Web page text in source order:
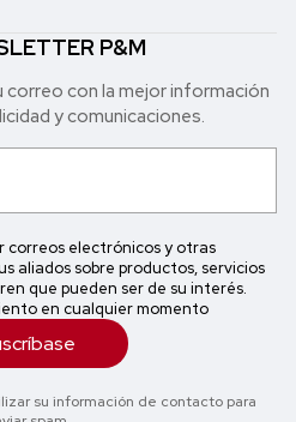
P&M
con la mejor in formación
y comunicaciones.
correos electrónicos y otras
aliados sobre productos, servicios
que pueden ser de su interés.
en cualquier momento
su información de contacto para